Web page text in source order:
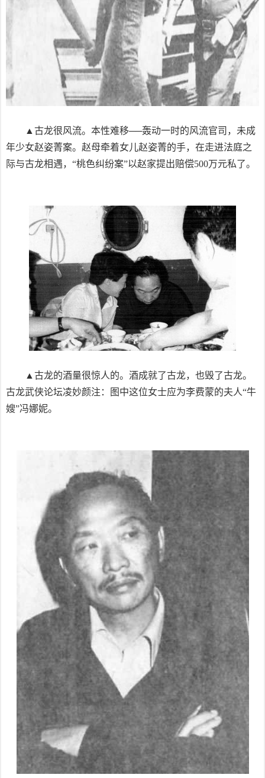
▲古龙很风流。本性难移──轰动一时的风流官司，未成
年少女赵姿菁案。赵母牵着女儿赵姿菁的手，在走进法庭之
际与古龙相遇，“桃色纠纷案”以赵家提出赔偿500万元私了。
▲古龙的酒量很惊人的。酒成就了古龙，也毁了古龙。
古龙武侠论坛凌妙颜注：图中这位女士应为李费蒙的夫人“牛
嫂”冯娜妮。